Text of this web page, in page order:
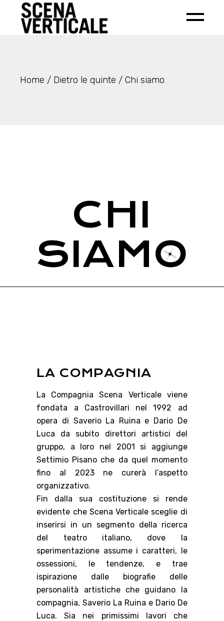
Home Dietro le quinte Chi siamo
CHI
SIAMO
LA COMPAGNIA
La Compagnia Scena Verticale viene
fondata a Castrovillari nel 1992 ad
opera di Saverio La Ruina e Dario De
Luca da subito direttori artistici del
gruppo, a loro nel 2001 si aggiunge
Settimio Pisano che da quel momento
fino al 2023 ne curerà l’aspetto
organizzativo.
Fin dalla sua costituzione si rende
evidente che Scena Verticale sceglie di
inserirsi in un segmento della ricerca
del teatro italiano, dove la
sperimentazione assume i caratteri, le
ossessioni, le tendenze, e trae
ispirazione dalle biografie delle
personalità artistiche che guidano la
compagnia, Saverio La Ruina e Dario De
Luca. Sia nei primissimi lavori che